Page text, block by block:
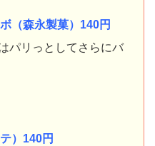
（森永製菓）140円
パリっとしてさらにバ
）140円